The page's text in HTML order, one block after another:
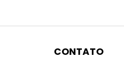
CONTATO